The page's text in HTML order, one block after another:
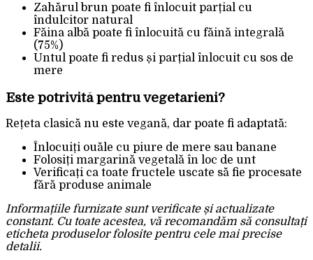
Zahărul brun poate fi înlocuit parțial cu
îndulcitor natural
Făina albă poate fi înlocuită cu făină integrală
(75%)
Untul poate fi redus și parțial înlocuit cu sos de
mere
Este potrivită pentru vegetarieni?
Rețeta clasică nu este vegană, dar poate fi adaptată:
Înlocuiți ouăle cu piure de mere sau banane
Folosiți margarină vegetală în loc de unt
Verificați ca toate fructele uscate să fie procesate
fără produse animale
Informațiile furnizate sunt verificate și actualizate
constant. Cu toate acestea, vă recomandăm să consultați
eticheta produselor folosite pentru cele mai precise
detalii.